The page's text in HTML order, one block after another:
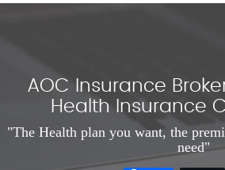
AOC Insurance
Health Insurance
"The Health plan you want, the
need"